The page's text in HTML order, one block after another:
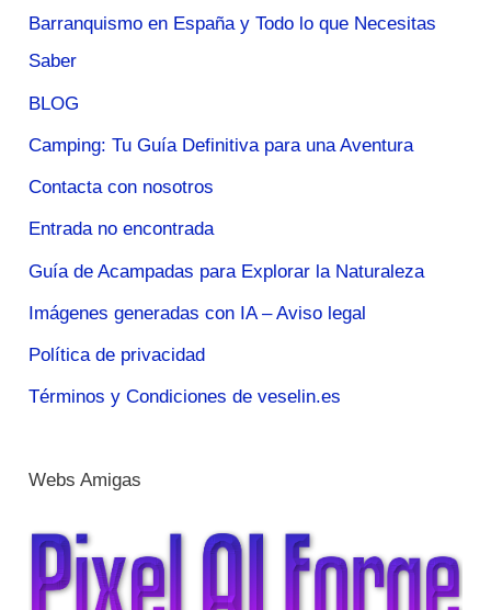
Barranquismo en España y Todo lo que Necesitas
Saber
BLOG
Camping: Tu Guía Definitiva para una Aventura
Contacta con nosotros
Entrada no encontrada
Guía de Acampadas para Explorar la Naturaleza
Imágenes generadas con IA – Aviso legal
Política de privacidad
Términos y Condiciones de veselin.es
Webs Amigas